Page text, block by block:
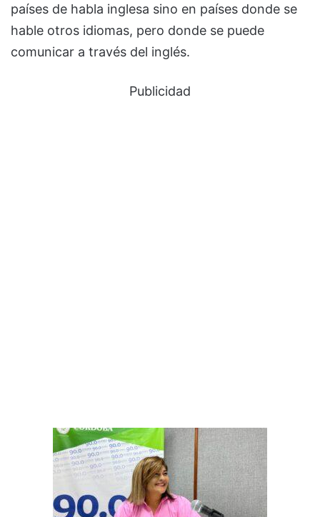
países de habla inglesa sino en países donde se
hable otros idiomas, pero donde se puede
comunicar a través del inglés.
Publicidad